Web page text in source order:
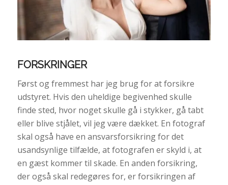
FORSKRINGER
Først og fremmest har jeg brug for at forsikre
udstyret. Hvis den uheldige begivenhed skulle
finde sted, hvor noget skulle gå i stykker, gå tabt
eller blive stjålet, vil jeg være dækket. En fotograf
skal også have en ansvarsforsikring for det
usandsynlige tilfælde, at fotografen er skyld i, at
en gæst kommer til skade. En anden forsikring,
der også skal redegøres for, er forsikringen af